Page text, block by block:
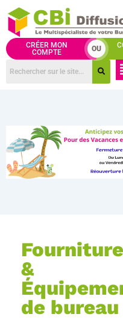
Aller
au
contenu
CRÉER MON
COMPTE
OU
&
de bureau